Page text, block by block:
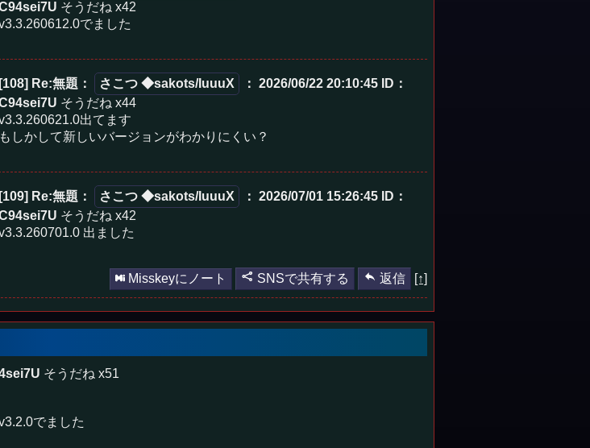
そうだね x42
でました
[108] Re:無題 ： さこつ ◆sakots/IuuuX ： 2026/06/22 20:10:45
ID：
そうだね x44
出てます
もしかして新しいバージョンがわかりにくい？
[109] Re:無題 ： さこつ ◆sakots/IuuuX ： 2026/07/01 15:26:45
ID：
そうだね x42
出ました
Misskeyにノート SNSで共有する 返信 [↑]
そうだね x51
でました